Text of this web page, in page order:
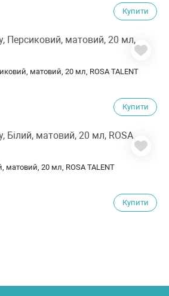
Купити
матовий, 20 мл, ROSA TALENT
Купити
матовий, 20 мл, ROSA TALENT
Купити